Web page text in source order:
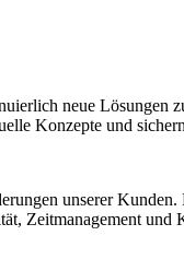
neue Lösungen
Konzepte und
unserer
Zeitmanagement und